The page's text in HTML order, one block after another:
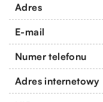
Adres
E-mail
Numer telefonu
Adres internetowy